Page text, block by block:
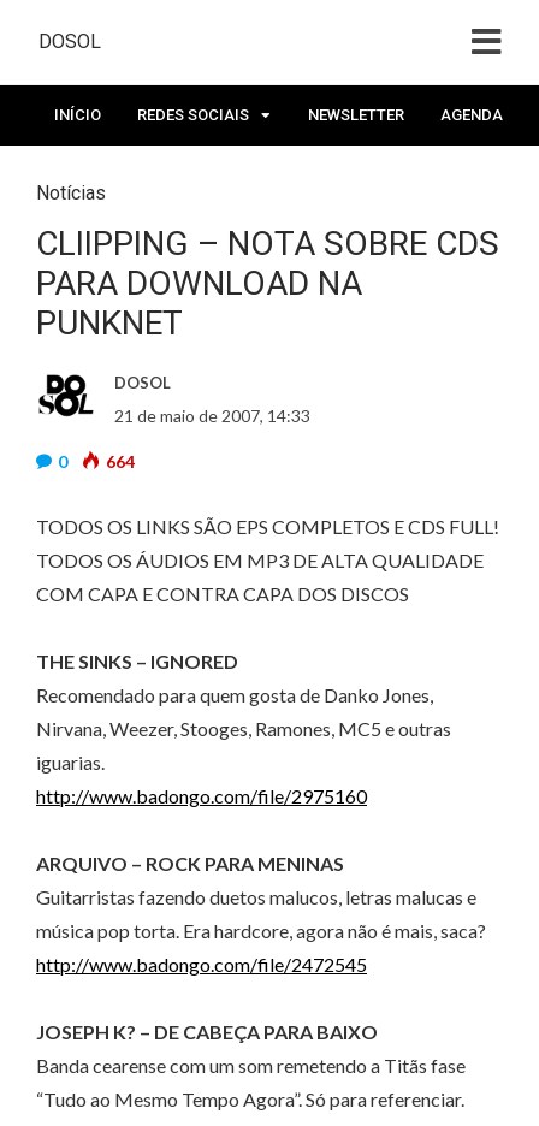
DOSOL
INÍCIO REDES SOCIAIS NEWSLETTER AGENDA
Notícias
CLIIPPING – NOTA SOBRE CDS
PARA DOWNLOAD NA
PUNKNET
DOSOL
21 de maio de 2007, 14:33
0 664
TODOS OS LINKS SÃO EPS COMPLETOS E CDS FULL!
TODOS OS ÁUDIOS EM MP3 DE ALTA QUALIDADE
COM CAPA E CONTRA CAPA DOS DISCOS
THE SINKS – IGNORED
Recomendado para quem gosta de Danko Jones,
Nirvana, Weezer, Stooges, Ramones, MC5 e outras
iguarias.
http://www.badongo.com/file/2975160
ARQUIVO – ROCK PARA MENINAS
Guitarristas fazendo duetos malucos, letras malucas e
música pop torta. Era hardcore, agora não é mais, saca?
http://www.badongo.com/file/2472545
JOSEPH K? – DE CABEÇA PARA BAIXO
Banda cearense com um som remetendo a Titãs fase
“Tudo ao Mesmo Tempo Agora”. Só para referenciar.